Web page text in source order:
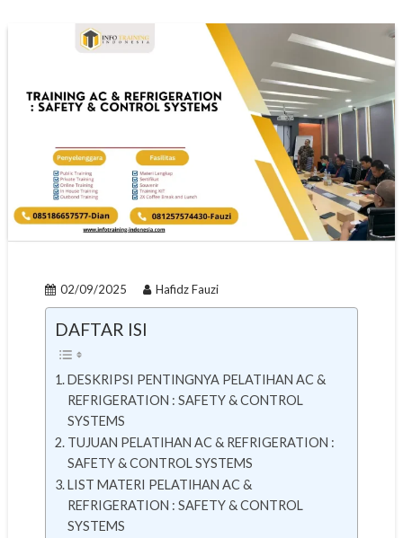
02/09/2025 Hafidz Fauzi
DAFTAR ISI
DESKRIPSI PENTINGNYA PELATIHAN AC &
REFRIGERATION : SAFETY & CONTROL
SYSTEMS
TUJUAN PELATIHAN AC & REFRIGERATION :
SAFETY & CONTROL SYSTEMS
LIST MATERI PELATIHAN AC &
REFRIGERATION : SAFETY & CONTROL
SYSTEMS